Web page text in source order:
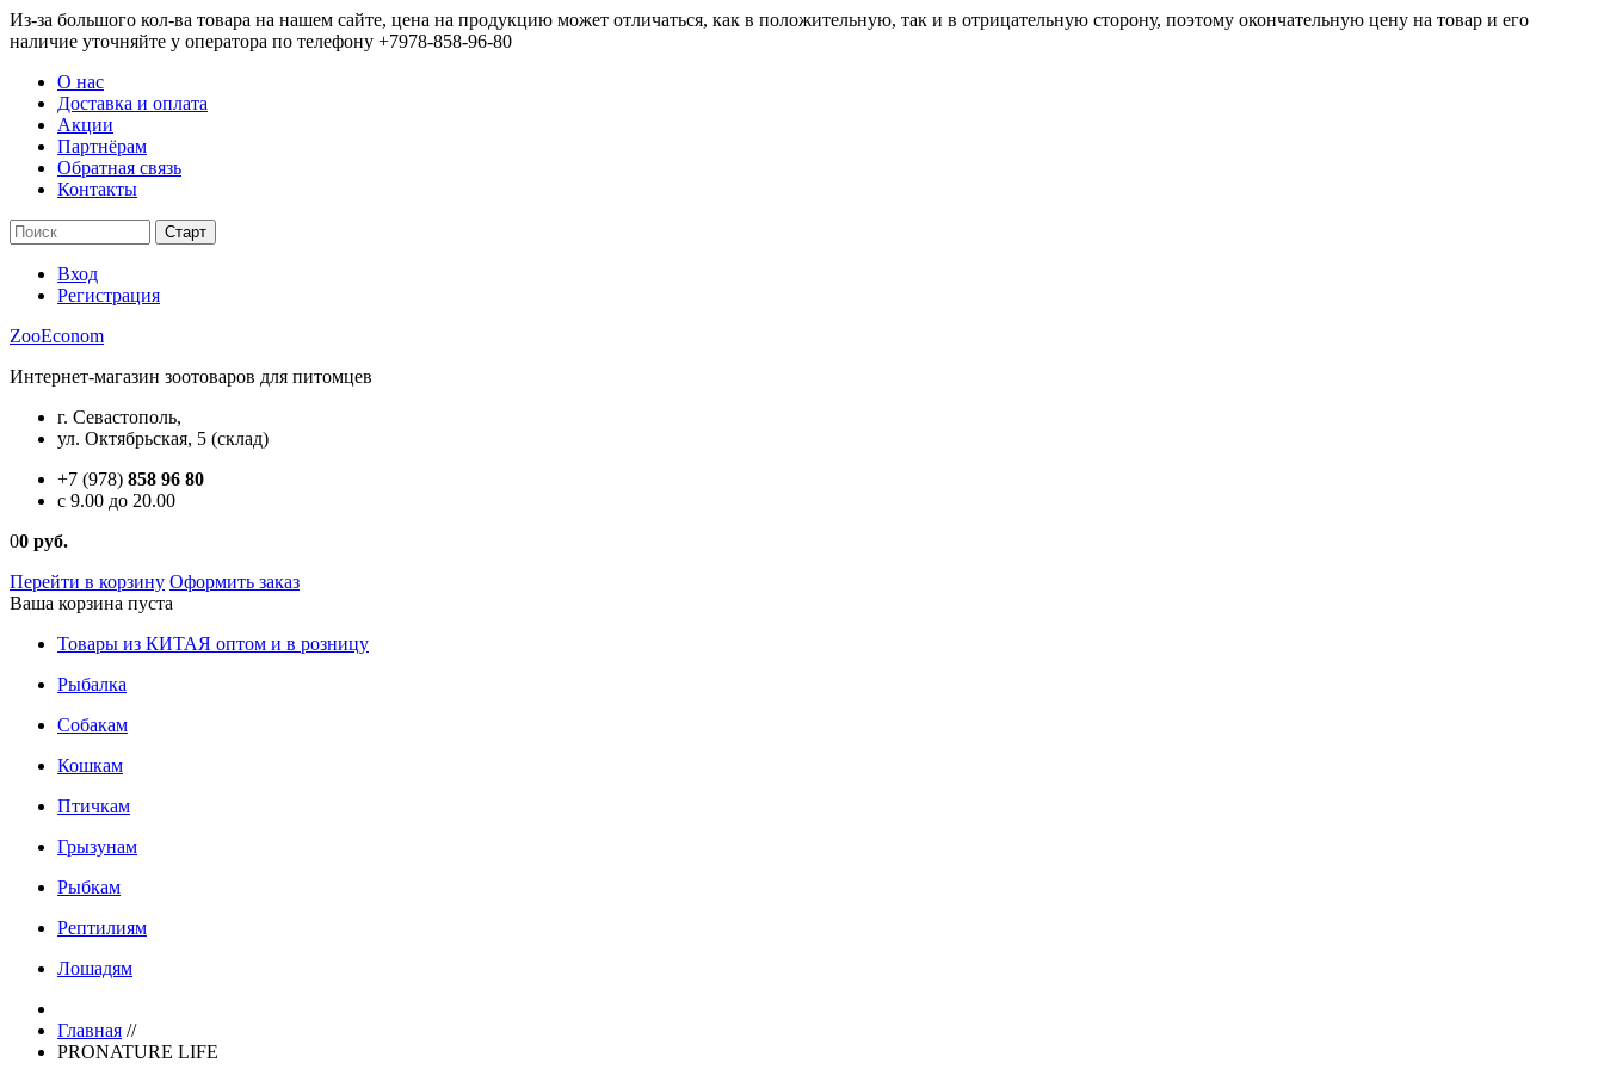
Из-за большого кол-ва товара на нашем сайте, цена на продукцию может отличаться, как в положительную, так и в отрицательную сторону, поэтому окончательную цену на товар и его
наличие уточняйте у оператора по телефону +7978-858-96-80
О нас
Доставка и оплата
Акции
Партнёрам
Обратная связь
Контакты
Вход
Регистрация
ZooEconom
Интернет-магазин зоотоваров для питомцев
г. Севастополь,
ул. Октябрьская, 5 (склад)
+7 (978) 858 96 80
c 9.00 до 20.00
00 руб.
Перейти в корзину Оформить заказ
Ваша корзина пуста
Товары из КИТАЯ оптом и в розницу
Рыбалка
Собакам
Кошкам
Птичкам
Грызунам
Рыбкам
Рептилиям
Лошадям
Главная //
PRONATURE LIFE